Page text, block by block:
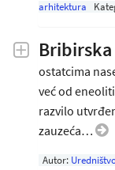
arhitektura
ostatcima
već od
razvilo
zauzeća…
Autor: